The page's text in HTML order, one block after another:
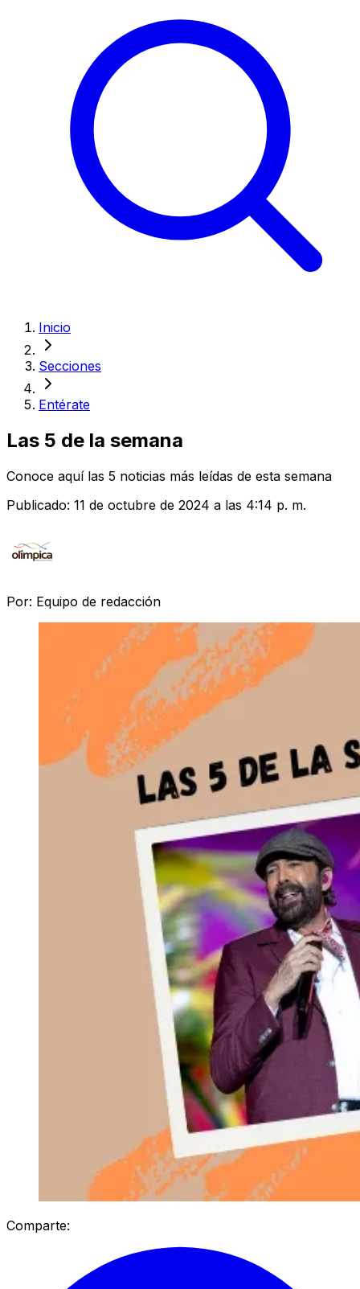
Inicio
Secciones
Entérate
Las 5 de la semana
Conoce aquí las 5 noticias más leídas de esta semana
Publicado: 11 de octubre de 2024 a las 4:14 p. m.
Por: Equipo de redacción
Comparte: